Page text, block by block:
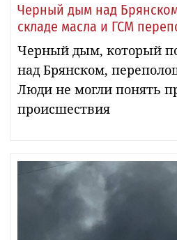
Черный дым над
складе масла и ГСМ
Черный дым, который
над Брянском,
Люди не могли понять
происшествия